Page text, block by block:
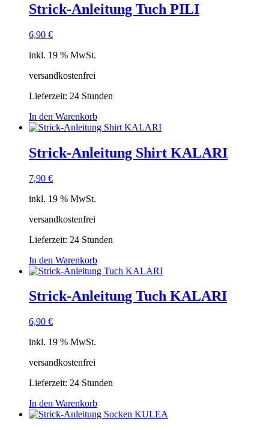
Strick-Anleitung Tuch PILI
6,90 €
inkl. 19 % MwSt.
versandkostenfrei
Lieferzeit: 24 Stunden
In den Warenkorb
Strick-Anleitung Shirt KALARI
7,90 €
inkl. 19 % MwSt.
versandkostenfrei
Lieferzeit: 24 Stunden
In den Warenkorb
Strick-Anleitung Tuch KALARI
6,90 €
inkl. 19 % MwSt.
versandkostenfrei
Lieferzeit: 24 Stunden
In den Warenkorb